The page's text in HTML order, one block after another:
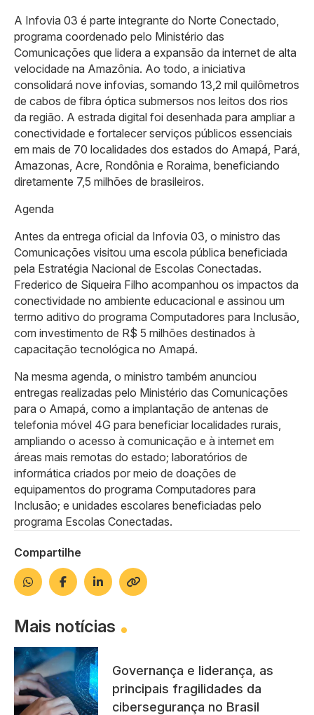
A Infovia 03 é parte integrante do Norte Conectado,
programa coordenado pelo Ministério das
Comunicações que lidera a expansão da internet de alta
velocidade na Amazônia. Ao todo, a iniciativa
consolidará nove infovias, somando 13,2 mil quilômetros
de cabos de fibra óptica submersos nos leitos dos rios
da região. A estrada digital foi desenhada para ampliar a
conectividade e fortalecer serviços públicos essenciais
em mais de 70 localidades dos estados do Amapá, Pará,
Amazonas, Acre, Rondônia e Roraima, beneficiando
diretamente 7,5 milhões de brasileiros.
Agenda
Antes da entrega oficial da Infovia 03, o ministro das
Comunicações visitou uma escola pública beneficiada
pela Estratégia Nacional de Escolas Conectadas.
Frederico de Siqueira Filho acompanhou os impactos da
conectividade no ambiente educacional e assinou um
termo aditivo do programa Computadores para Inclusão,
com investimento de R$ 5 milhões destinados à
capacitação tecnológica no Amapá.
Na mesma agenda, o ministro também anunciou
entregas realizadas pelo Ministério das Comunicações
para o Amapá, como a implantação de antenas de
telefonia móvel 4G para beneficiar localidades rurais,
ampliando o acesso à comunicação e à internet em
áreas mais remotas do estado; laboratórios de
informática criados por meio de doações de
equipamentos do programa Computadores para
Inclusão; e unidades escolares beneficiadas pelo
programa Escolas Conectadas.
Compartilhe
Mais notícias
Governança e liderança, as
principais fragilidades da
cibersegurança no Brasil